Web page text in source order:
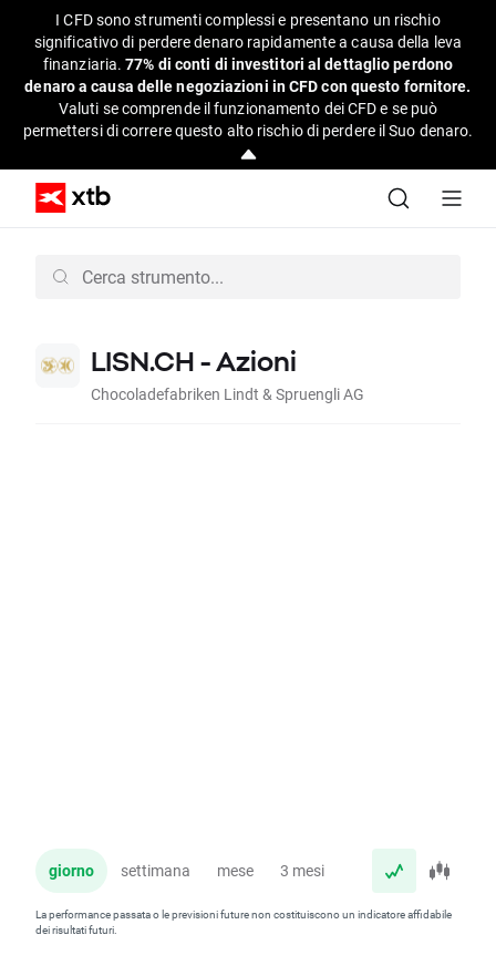
I CFD sono strumenti complessi e presentano un rischio
significativo di perdere denaro rapidamente a causa della leva
finanziaria.77% di conti di investitori al dettaglio perdono
denaro a causa delle negoziazioni in CFD con questo fornitore.
Valuti se comprende il funzionamento dei CFD e se può
permettersi di correre questo alto rischio di perdere il Suo denaro.
LISN.CH - Azioni
Chocoladefabriken Lindt & Spruengli AG
giorno settimana mese 3 mesi anno
La performance passata o le previsioni future non costituiscono un indicatore affidabile
dei risultati futuri.